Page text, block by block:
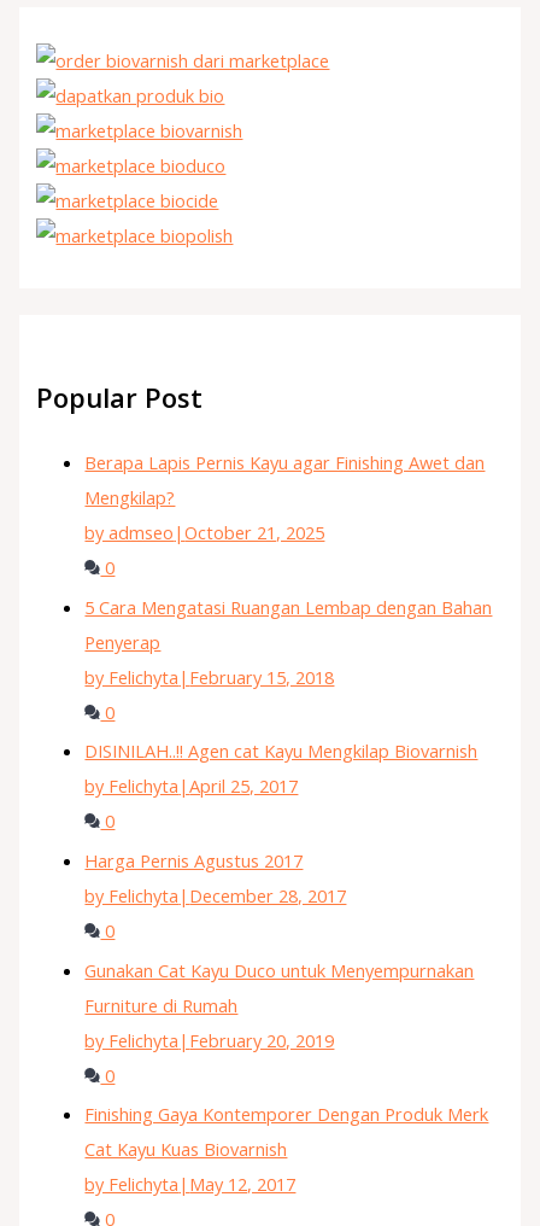
Popular Post
Berapa Lapis Pernis Kayu agar Finishing Awet dan
Mengkilap?
by admseo |October 21, 2025
0
5 Cara Mengatasi Ruangan Lembap dengan Bahan
Penyerap
by Felichyta | February 15, 2018
0
DISINILAH..!! Agen cat Kayu Mengkilap Biovarnish
by Felichyta |April 25, 2017
0
Harga Pernis Agustus 2017
by Felichyta | December 28, 2017
0
Gunakan Cat Kayu Duco untuk Menyempurnakan
Furniture di Rumah
by Felichyta | February 20, 2019
0
Finishing Gaya Kontemporer Dengan Produk Merk
Cat Kayu Kuas Biovarnish
by Felichyta | May 12, 2017
0